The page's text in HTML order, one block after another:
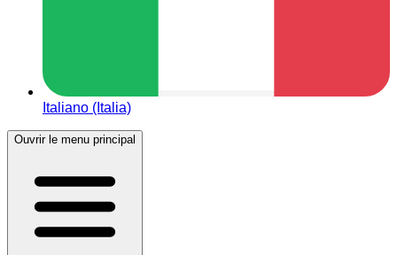
Italiano (Italia)
Ouvrir le menu principal